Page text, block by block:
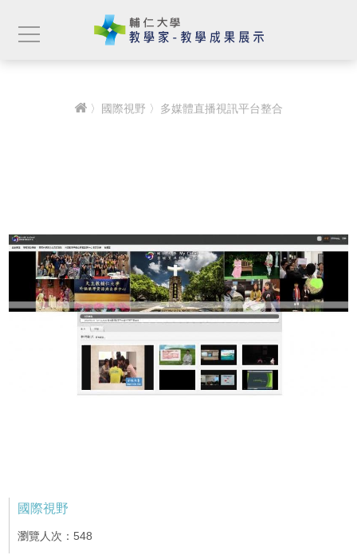
〉 國際視野 〉多媒體直播視訊平台整合
國際視野
瀏覽人次：548